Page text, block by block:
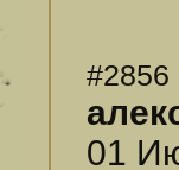
#2856
01